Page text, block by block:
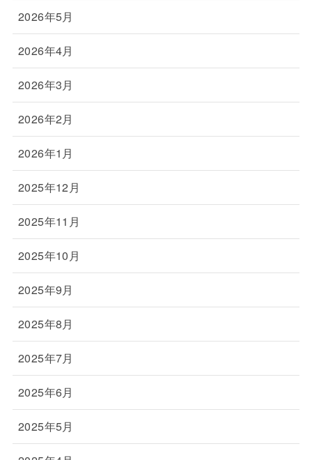
2026年5月
2026年4月
2026年3月
2026年2月
2026年1月
2025年12月
2025年11月
2025年10月
2025年9月
2025年8月
2025年7月
2025年6月
2025年5月